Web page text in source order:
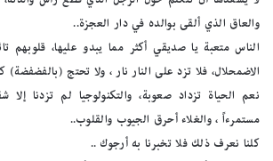
والعاق الذي ألقى بوالده في دار العجزة..
الناس متعبة يا صديقي أكثر مما يبدو عليها، قلوبهم
الاضمحلال، فلا تزد على النار نار ، ولا تحتج
نعم الحياة تزداد صعوبة، والتكنولوجيا لم تزدنا إلا
مستمرءاً ، والغلاء أحرق الجيوب والقلوب..
كلنا نعرف ذلك فلا تخبرنا به أرجوك ..